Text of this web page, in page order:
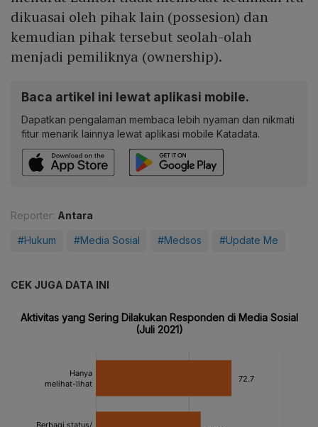
dikuasai oleh pihak lain (possesion) dan
kemudian pihak tersebut seolah-olah
menjadi pemiliknya (ownership).
Baca artikel ini lewat aplikasi mobile.
Dapatkan pengalaman membaca lebih nyaman dan nikmati
fitur menarik lainnya lewat aplikasi mobile Katadata.
Reporter: Antara
#Hukum #Media Sosial #Medsos #Update Me
CEK JUGA DATA INI